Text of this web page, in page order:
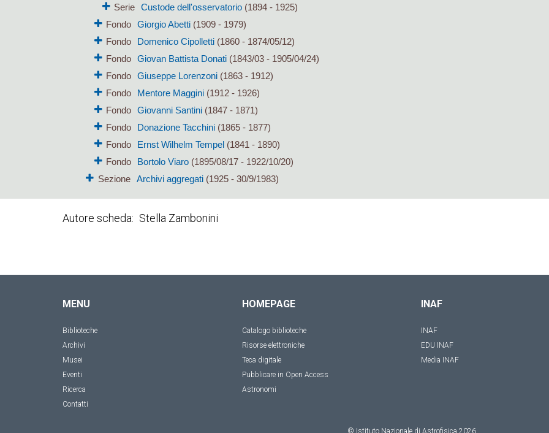
Serie
Custode dell'osservatorio (1894 - 1925)
Fondo Giorgio Abetti(1909 - 1979)
Fondo
Domenico Cipolletti(1860 - 1874/05/12)
Fondo Giovan Battista Donati(1843/03 - 1905/04/24)
Fondo Giuseppe Lorenzoni(1863 - 1912)
Fondo
Mentore Maggini(1912 - 1926)
Fondo Giovanni Santini(1847 - 1871)
Fondo
Donazione Tacchini(1865 - 1877)
Fondo
Ernst Wilhelm Tempel(1841 - 1890)
Fondo
Bortolo Viaro(1895/08/17 - 1922/10/20)
Sezione
Archivi aggregati(1925 - 30/9/1983)
Autore scheda Stella Zambonini
MENU
Biblioteche
Archivi
Musei
Eventi
Ricerca
Contatti
HOMEPAGE
Catalogo biblioteche
Risorse elettroniche
Teca digitale
Pubblicare in Open Access
Astronomi
INAF
INAF
EDU INAF
Media INAF
© Istituto Nazionale di Astrofisica 2026